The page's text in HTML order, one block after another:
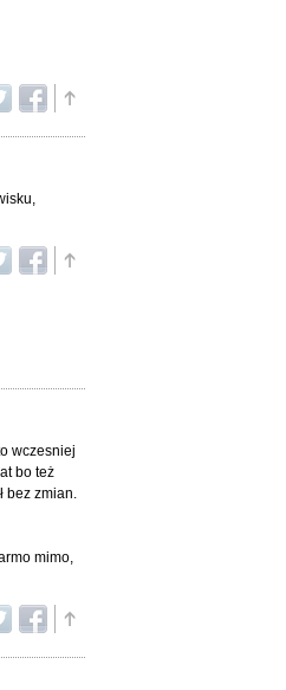
wczesniej
bo też
bez zmian.
mimo,